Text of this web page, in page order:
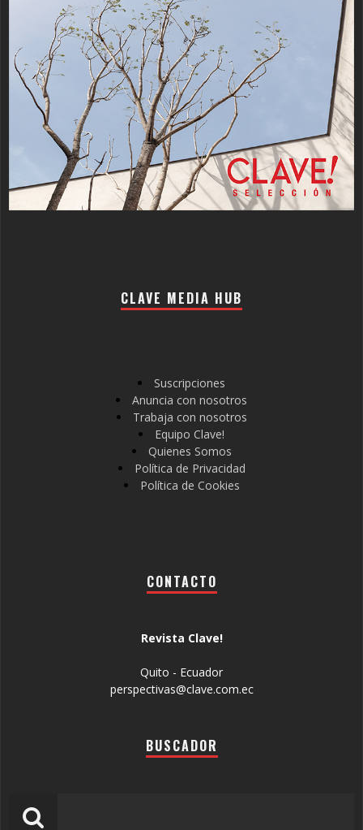
CLAVE MEDIA HUB
Suscripciones
Anuncia con nosotros
Trabaja con nosotros
Equipo Clave!
Quienes Somos
Política de Privacidad
Política de Cookies
CONTACTO
Revista Clave!
Quito - Ecuador
perspectivas@clave.com.ec
BUSCADOR